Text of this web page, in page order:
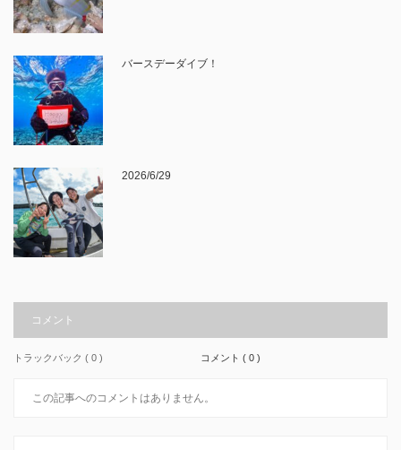
バースデーダイブ！
2026/6/29
コメント
トラックバック ( 0 ) コメント ( 0 )
この記事へのコメントはありません。